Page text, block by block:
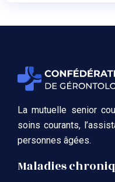
La mutuelle senior
soins courants,
personnes âgées.
Maladies